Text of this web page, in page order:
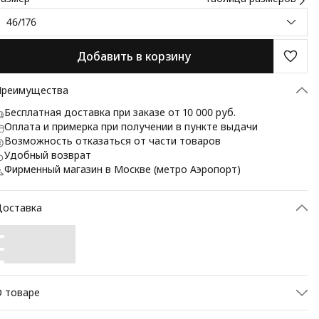
46/176
Добавить в корзину
Бесплатная доставка при заказе от 10 000 руб.
Оплата и примерка при получении в пункте выдачи
Возможность отказаться от части товаров
Удобный возврат
Фирменный магазин в Москве (метро Аэропорт)
товаре